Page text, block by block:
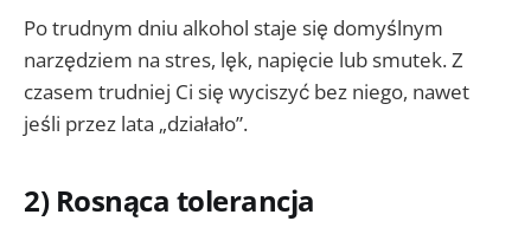
Po trudnym dniu alkohol staje się domyślnym
narzędziem na stres, lęk, napięcie lub smutek. Z
czasem trudniej Ci się wyciszyć bez niego, nawet
jeśli przez lata „działało”.
2) Rosnąca tolerancja